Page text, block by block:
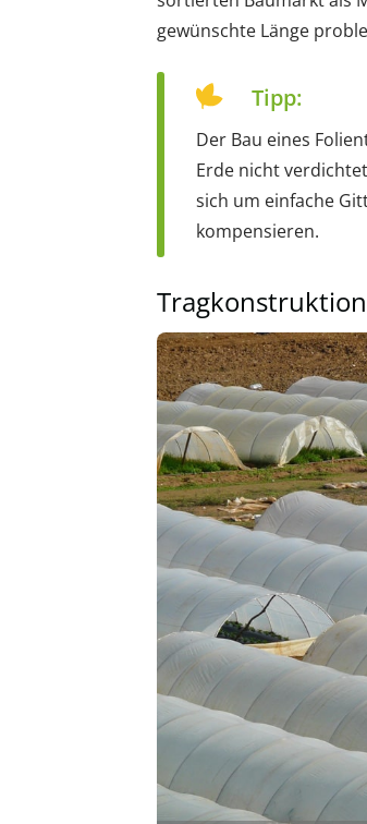
gewünschte Länge
Tipp:
Der Bau eines
Erde nicht
sich um einfache
kompensieren.